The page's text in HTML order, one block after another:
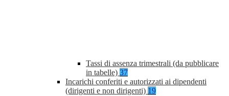
Tassi di assenza trimestrali (da pubblicare
in tabelle) 37
Incarichi conferiti e autorizzati ai dipendenti
(dirigenti e non dirigenti) 19